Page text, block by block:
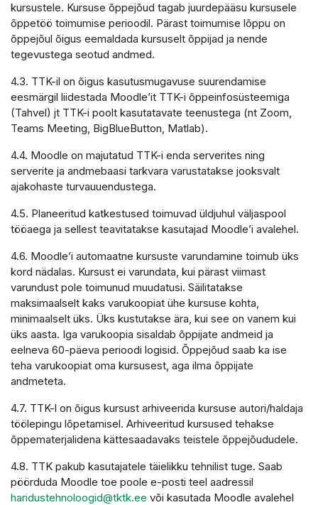
kursustele. Kursuse õppejõud tagab juurdepääsu kursusele
õppetöö toimumise perioodil. Pärast toimumise lõppu on
õppejõul õigus eemaldada kursuselt õppijad ja nende
tegevustega seotud andmed.
4.3. TTK-il on õigus kasutusmugavuse suurendamise
eesmärgil liidestada Moodle’it TTK-i õppeinfosüsteemiga
(Tahvel) jt TTK-i poolt kasutatavate teenustega (nt Zoom,
Teams Meeting, BigBlueButton, Matlab).
4.4. Moodle on majutatud TTK-i enda serverites ning
serverite ja andmebaasi tarkvara varustatakse jooksvalt
ajakohaste turvauuendustega.
4.5. Planeeritud katkestused toimuvad üldjuhul väljaspool
tööaega ja sellest teavitatakse kasutajad Moodle’i avalehel.
4.6. Moodle’i automaatne kursuste varundamine toimub üks
kord nädalas. Kursust ei varundata, kui pärast viimast
varundust pole toimunud muudatusi. Säilitatakse
maksimaalselt kaks varukoopiat ühe kursuse kohta,
minimaalselt üks. Üks kustutakse ära, kui see on vanem kui
üks aasta. Iga varukoopia sisaldab õppijate andmeid ja
eelneva 60-päeva perioodi logisid. Õppejõud saab ka ise
teha varukoopiat oma kursusest, aga ilma õppijate
andmeteta.
4.7. TTK-l on õigus kursust arhiveerida kursuse autori/haldaja
töölepingu lõpetamisel. Arhiveeritud kursused tehakse
õppematerjalidena kättesaadavaks teistele õppejõududele.
4.8. TTK pakub kasutajatele täielikku tehnilist tuge. Saab
pöörduda Moodle toe poole e-posti teel aadressil
haridustehnoloogid@tktk.ee või kasutada Moodle avalehel